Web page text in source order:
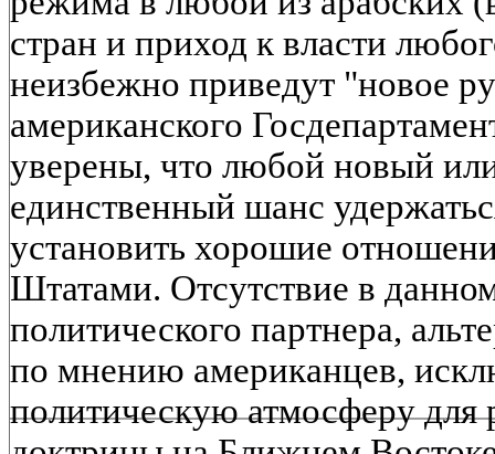
стран и приход к власти
неизбежно приведут "новое
американского
уверены, что любой новый
единственный шанс
установить хорошие
Штатами. Отсутствие в
политического партнера,
по мнению американцев,
политическую атмосферу для